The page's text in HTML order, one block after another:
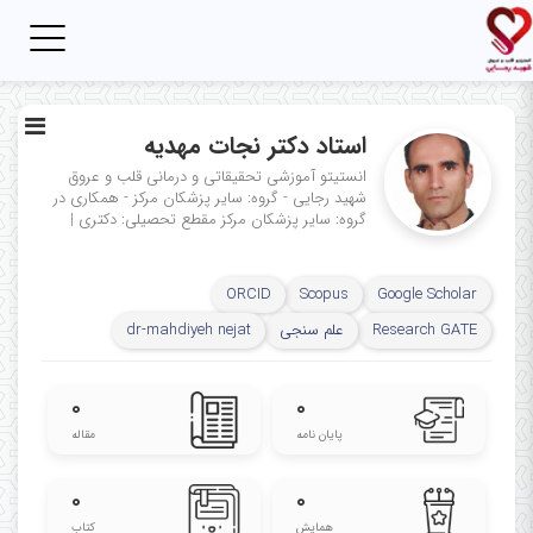
استاد دکتر نجات مهدیه
انستیتو آموزشی تحقیقاتی و درمانی قلب و عروق
شهید رجایی - گروه: سایر پزشکان مرکز - همکاری در
گروه: سایر پزشکان مرکز مقطع تحصیلی: دکتری |
Google Scholar
Scopus
ORCID
Research GATE
علم سنجی dr-mahdiyeh nejat
۰
پایان نامه
۰
مقاله
۰
همایش
۰
کتاب